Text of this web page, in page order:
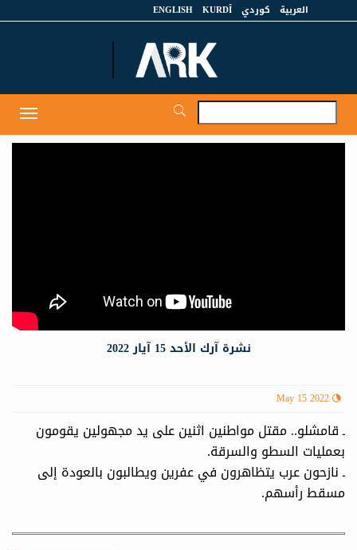
العربية كوردي KURDÎ
ENGLISH
نشرة آرك الأحد 15 آيار 2022
May 15 2022
ـ قامشلو.. مقتل مواطنين اثنين على يد مجهولين يقومون
بعمليات السطو والسرقة.
ـ نازحون عرب يتظاهرون في عفرين ويطالبون بالعودة إلى
مسقط رأسهم.